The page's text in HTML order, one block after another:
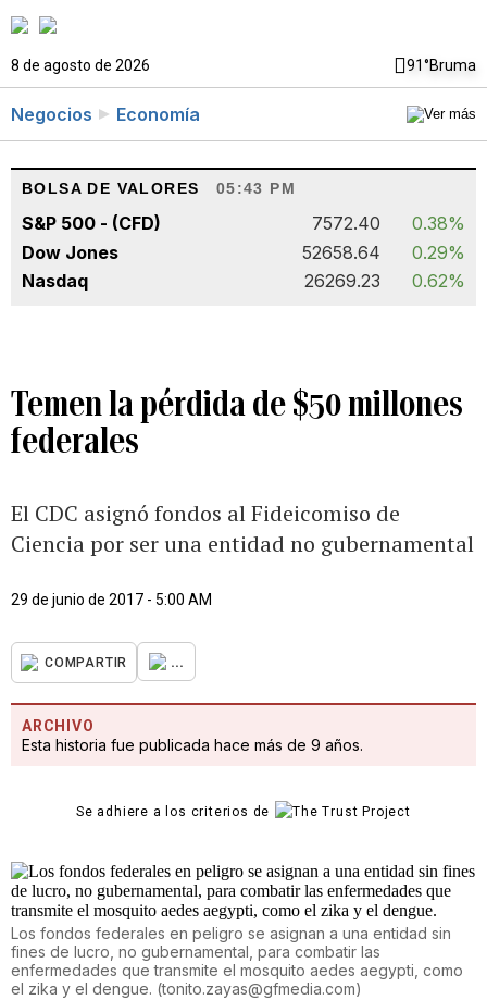
8 de agosto de 2026 91°Bruma
Negocios Economía
BOLSA DE VALORES 05:43 PM
S&P 500 - (CFD) 7572.40
0.38%
Dow Jones
52658.64
0.29%
Nasdaq
26269.23 0.62%
Temen la pérdida de $50 millones
federales
El CDC asignó fondos al Fideicomiso de
Ciencia por ser una entidad no gubernamental
29 de junio de 2017 - 5:00 AM
COMPARTIR ...
ARCHIVO
Esta historia fue publicada hace más de 9 años.
Se adhiere a los criterios de
Los fondos federales en peligro se asignan a una entidad sin
fines de lucro, no gubernamental, para combatir las
enfermedades que transmite el mosquito aedes aegypti, como
el zika y el dengue. (tonito.zayas@gfmedia.com)